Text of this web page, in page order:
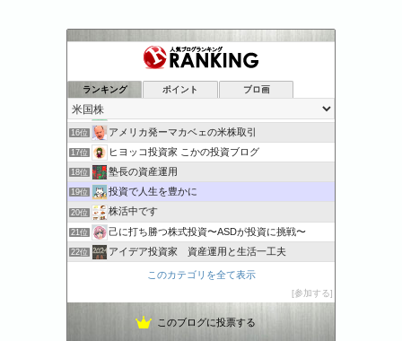
ランキング ポイント ブロ画
モノクロさん家（チ）の運用記
A-BOUTの初心者資産運用方法
14位 老後の生活費5,000万円を目指し中長期投資を楽しむ暮らし
15位
16位 アメリカ発ーマカベェの米株取引
17位 ヒヨッコ投資家 こかの投資ブログ
18位 塾長の資産運用
19位 投資で人生を豊かに
20位 株活中です
21位 己に打ち勝つ株式投資〜ASDが投資に挑戦〜
22位 アイデア投資家 資産運用と生活一工夫
初心者が始めるアメリカ株式投資
戦略的人生設計 | 人生ROI
このカテゴリを全て表示
参加する
このブログに投票する